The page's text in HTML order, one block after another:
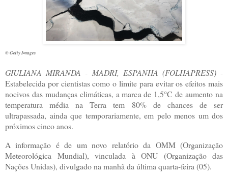
© Getty Images
GIULIANA MIRANDA - MADRI, ESPANHA (FOLHAPRESS) -
Estabelecida por cientistas como o limite para evitar os efeitos mais
nocivos das mudanças climáticas, a marca de 1,5°C de aumento na
temperatura média na Terra tem 80% de chances de ser
ultrapassada, ainda que temporariamente, em pelo menos um dos
próximos cinco anos.
A informação é de um novo relatório da OMM (Organização
Meteorológica Mundial), vinculada à ONU (Organização das
Nações Unidas), divulgado na manhã da última quarta-feira (05).